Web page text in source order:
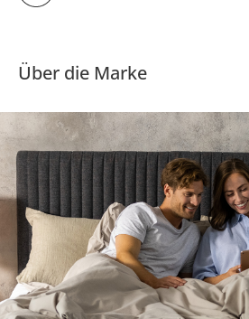
Über die Marke